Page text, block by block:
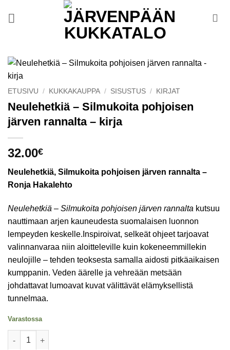
ETUSIVU / KUKKAKAUPPA / SISUSTUS / KIRJAT
Neulehetkiä – Silmukoita pohjoisen
järven rannalta – kirja
32.00€
Neulehetkiä, Silmukoita pohjoisen järven rannalta –
Ronja Hakalehto
Neulehetkiä – Silmukoita pohjoisen järven rannalta kutsuu
nauttimaan arjen kauneudesta suomalaisen luonnon
lempeyden keskelle.Inspiroivat, selkeät ohjeet tarjoavat
valinnanvaraa niin aloitteleville kuin kokeneemmillekin
neulojille – tehden teoksesta samalla aidosti pitkäaikaisen
kumppanin. Veden äärelle ja vehreään metsään
johdattavat lumoavat kuvat välittävätelämyksellistä
tunnelmaa.
Varastossa
Neulehetkiä – Silmukoita pohjoisen järven rannalta - kirja määrä